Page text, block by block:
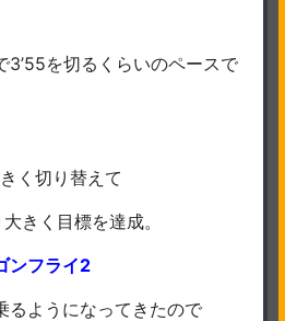
3’55を切るくらいのペースで
く切り替えて
きく目標を達成。
ンフライ2
るようになってきたので